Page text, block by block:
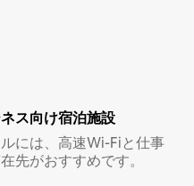
ス⁠向⁠け宿⁠泊⁠施⁠設
には、高速Wi-Fiと仕事
先がおすすめです。